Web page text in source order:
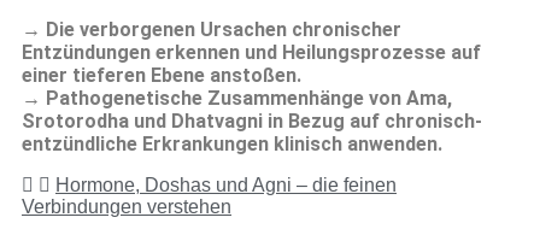
→ Die verborgenen Ursachen chronischer
Entzündungen erkennen und Heilungsprozesse auf
einer tieferen Ebene anstoßen.
→ Pathogenetische Zusammenhänge von Ama,
Srotorodha und Dhatvagni in Bezug auf chronisch-
entzündliche Erkrankungen klinisch anwenden.
Hormone, Doshas und Agni – die feinen
Verbindungen verstehen